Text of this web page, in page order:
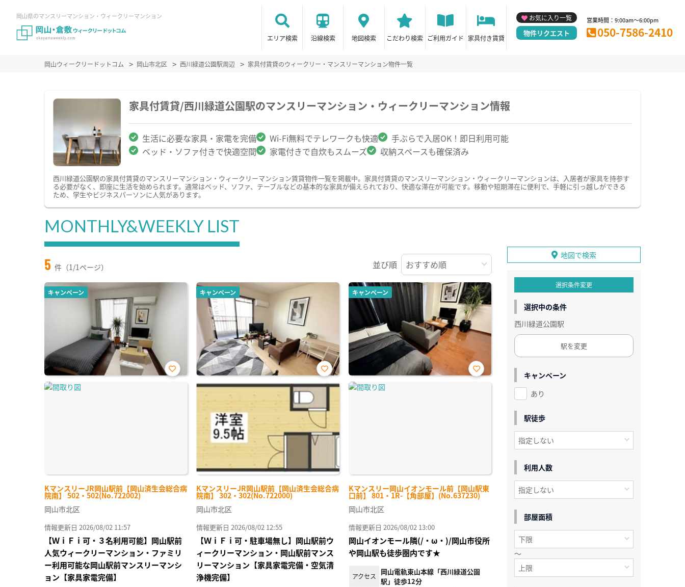
岡山県のマンスリーマンション・ウィークリーマンション
エリア検索 沿線検索 地図検索 こだわり検索 ご利用ガイド 家具付き賃貸
お気に入り一覧
物件リクエスト
営業時間：9:00am～6:00pm
050-7586-2410
岡山ウィークリードットコム 岡山市北区 西川緑道公園駅周辺 家具付賃貸のウィークリー・マンスリーマンション物件一覧
家具付賃貸/西川緑道公園駅のマンスリーマンション・ウィークリーマンション情報
生活に必要な家具・家電を完備 Wi-Fi無料でテレワークも快適
手ぶらで入居OK！即日利用可能
ベッド・ソファ付きで快適空間
家電付きで自炊もスムーズ 収納スペースも確保済み
西川緑道公園駅の家具付賃貸のマンスリーマンション・ウィークリーマンション賃貸物件一覧を掲載中。家具付賃貸のマンスリーマンション・ウィークリーマンションは、入居者が家具を持参す
る必要がなく、即座に生活を始められます。通常はベッド、ソファ、テーブルなどの基本的な家具が備えられており、快適な滞在が可能です。移動や短期滞在に便利で、手軽に引っ越しができる
ため、学生やビジネスパーソンに人気があります。
MONTHLY&WEEKLY LIST
5 件（1/1ページ） 並び順
キャンペーン
KマンスリーJR岡山駅前【岡山済生会総合病
院南】 502・502(No.722002)
お気
岡山市北区
情報更新日 2026/08/02 11:57
【ＷｉＦｉ可・３名利用可能】岡山駅前
人気ウィークリーマンション・ファミリ
ー利用可能な岡山駅前マンスリーマンシ
ョン【家具家電完備】
キャンペーン
KマンスリーJR岡山駅前【岡山済生会総合病
院南】 302・302(No.722000)
お気
に入
岡山市北区
情報更新日 2026/08/02 12:55
【ＷｉＦｉ可・駐車場無し】岡山駅前ウ
ィークリーマンション・岡山駅前マンス
リーマンション【家具家電完備・空気清
浄機完備】
キャンペーン
Kマンスリー岡山イオンモール前【岡山駅東
口前】 801・1R-【角部屋】(No.637230)
お気
岡山市北区
情報更新日 2026/08/02 13:00
岡山イオンモール隣(/・ω・)/岡山市役所
や岡山駅も徒歩圏内です★
アクセス
岡山電軌東山本線「西川緑道公園
駅」徒歩12分
地図で検索
選択条件変更
選択中の条件
西川緑道公園駅
駅を変更
キャンペーン
あり
駅徒歩
利用人数
部屋面積
～